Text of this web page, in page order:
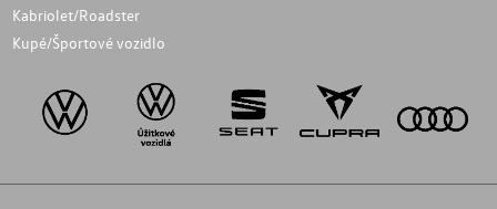
Kabriolet/Roadster
Kupé/Športové vozidlo